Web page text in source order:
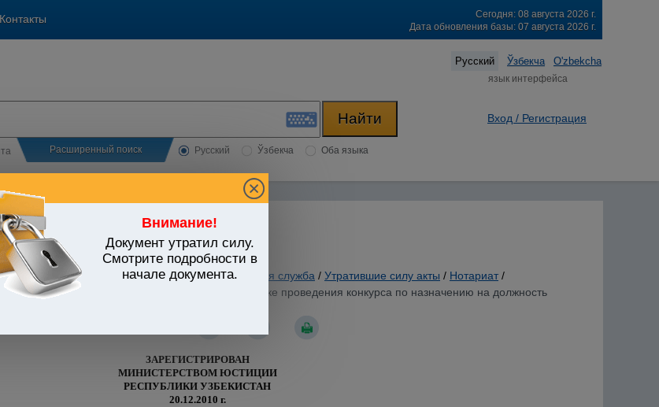
Контакты
Сегодня: 08 августа 2026 г.
Дата обновления базы: 07 августа 2026 г.
Русский Ўзбекча O'zbekcha
язык интерфейса
Расширенный поиск Русский Ўзбекча Оба языка
Вход / Регистрация
Внимание!
Документ утратил силу.
Смотрите подробности в
начале документа.
юстиции. Нотариат. Адвокатура. Юридическая служба / Утратившие силу акты / Нотариат /
г. N 303-мх "Об утверждении Положения о порядке проведения конкурса по назначению на должность
г. N 2165)
ЗАРЕГИСТРИРОВАН
МИНИСТЕРСТВОМ ЮСТИЦИИ
РЕСПУБЛИКИ УЗБЕКИСТАН
20.12.2010 г.